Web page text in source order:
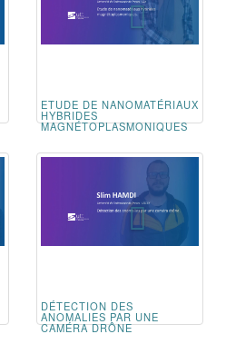
ETUDE DE NANOMATÉRIAUX
HYBRIDES
MAGNÉTOPLASMONIQUES
DÉTECTION DES
ANOMALIES PAR UNE
CAMÉRA DRÔNE